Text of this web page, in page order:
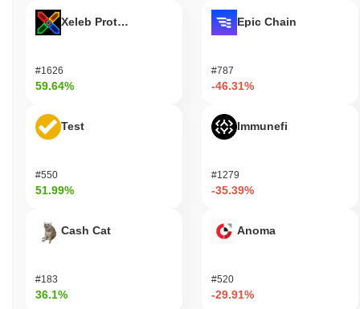
한 주기를 보였으며, 2023년 8월에 출시된 최신 버전은 거래 효율
성을 개선하기 위한 새로운 기능을 도입했습니다. 시장 존재 측면
음을 뒷받침하며, 개발 및 커뮤니티 참여에 대한 헌신을 보여줍니
다. 활발한 거버넌스와 정기적인 업데이트는 기가차드가 단순히 관
진화하고 있음을 시사합니다.
기가차드는 암호화폐 공간의 소비자와 열성 팬을 주요 대상으로 설
계되어, 그들이 커뮤니티 주도 가치를 구현하는 독특한 디지털 자
니티 참여 플랫폼을 포함한 도구와 자원을 제공하여 생태계 내에서
참여와 상호작용을 촉진합니다. 개발자와 콘텐츠 제작자와 같은 2
Xeleb Protocol
#1626
59.64%
Test
#550
51.99%
Cash Cat
#183
36.1%
Epic Chain
#787
-46.31%
Immunefi
#1279
-35.39%
Anoma
#520
-29.91%